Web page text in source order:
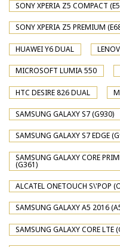
SONY XPERIA Z5 COMPACT
SONY XPERIA Z5 PREMIUM
HUAWEI Y6 DUAL
MICROSOFT LUMIA 550
HTC DESIRE 826 DUAL
SAMSUNG GALAXY S7 (G930)
SAMSUNG GALAXY S7 EDGE
SAMSUNG GALAXY CORE
(G361)
ALCATEL ONETOUCH S\'POP
SAMSUNG GALAXY A5 2016
SAMSUNG GALAXY CORE LTE